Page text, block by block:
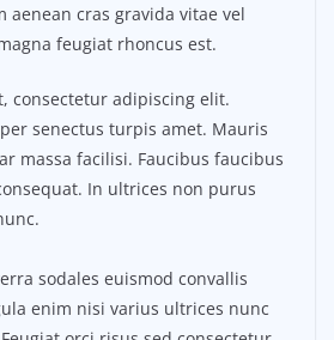
aenean cras gravida vitae vel
feugiat rhoncus est.
consectetur adipiscing elit.
senectus turpis amet. Mauris
massa facilisi. Faucibus faucibus
In ultrices non purus
sodales euismod convallis
enim nisi varius ultrices nunc